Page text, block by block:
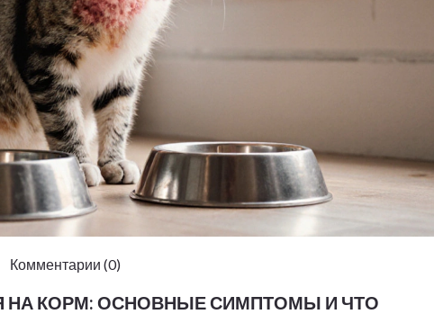
Комментарии (0)
НА КОРМ: ОСНОВНЫЕ СИМПТОМЫ И ЧТО